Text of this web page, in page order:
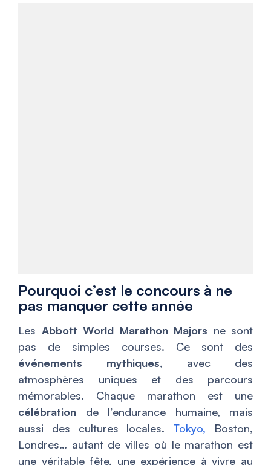
Pourquoi c’est le concours à ne
pas manquer cette année
Les Abbott World Marathon Majors ne sont
pas de simples courses. Ce sont des
événements mythiques, avec des
atmosphères uniques et des parcours
mémorables. Chaque marathon est une
célébration de l’endurance humaine, mais
aussi des cultures locales. Tokyo, Boston,
Londres… autant de villes où le marathon est
une véritable fête, une expérience à vivre au